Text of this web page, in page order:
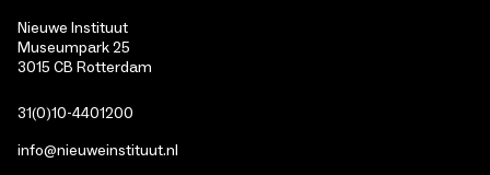
Nieuwe Instituut
Museumpark 25
3015 CB Rotterdam
31(0)10-4401200
info@nieuweinstituut.nl